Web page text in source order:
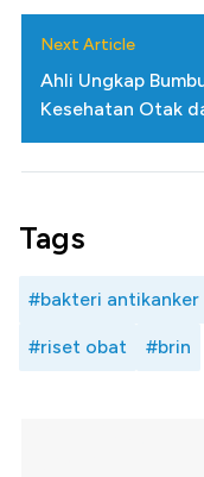
Next Article
Ahli Ungkap
Kesehatan Otak
Tags
#bakteri antikanker
#riset obat #brin